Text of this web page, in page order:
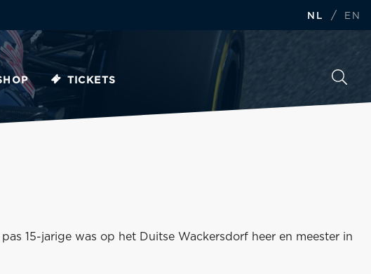
NL / EN
TICKETS
15-jarige was op het Duitse Wackersdorf heer en meester in